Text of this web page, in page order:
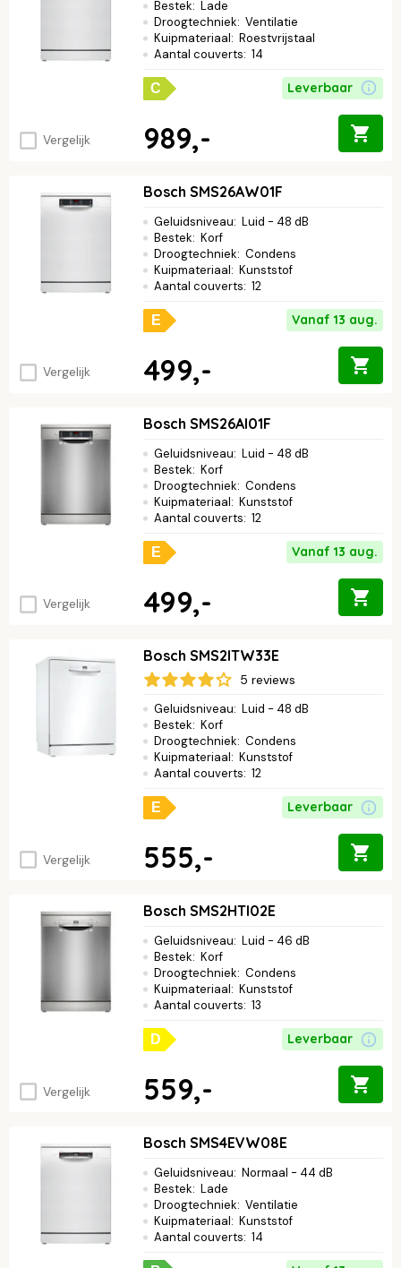
Vergelijk
Bestek: Lade
Droogtechniek: Ventilatie
Kuipmateriaal: Roestvrijstaal
Aantal couverts: 14
C Leverbaar
989,-
Vergelijk
Bosch SMS26AW01F
Geluidsniveau: Luid - 48 dB
Bestek: Korf
Droogtechniek: Condens
Kuipmateriaal: Kunststof
Aantal couverts: 12
E Vanaf 13 aug.
499,-
Vergelijk
Bosch SMS26AI01F
Geluidsniveau: Luid - 48 dB
Bestek: Korf
Droogtechniek: Condens
Kuipmateriaal: Kunststof
Aantal couverts: 12
E Vanaf 13 aug.
499,-
Vergelijk
Bosch SMS2ITW33E
5 reviews
Geluidsniveau: Luid - 48 dB
Bestek: Korf
Droogtechniek: Condens
Kuipmateriaal: Kunststof
Aantal couverts: 12
E Leverbaar
555,-
Vergelijk
Bosch SMS2HTI02E
Geluidsniveau: Luid - 46 dB
Bestek: Korf
Droogtechniek: Condens
Kuipmateriaal: Kunststof
Aantal couverts: 13
D Leverbaar
559,-
Bosch SMS4EVW08E
Geluidsniveau: Normaal - 44 dB
Bestek: Lade
Droogtechniek: Ventilatie
Kuipmateriaal: Kunststof
Aantal couverts: 14